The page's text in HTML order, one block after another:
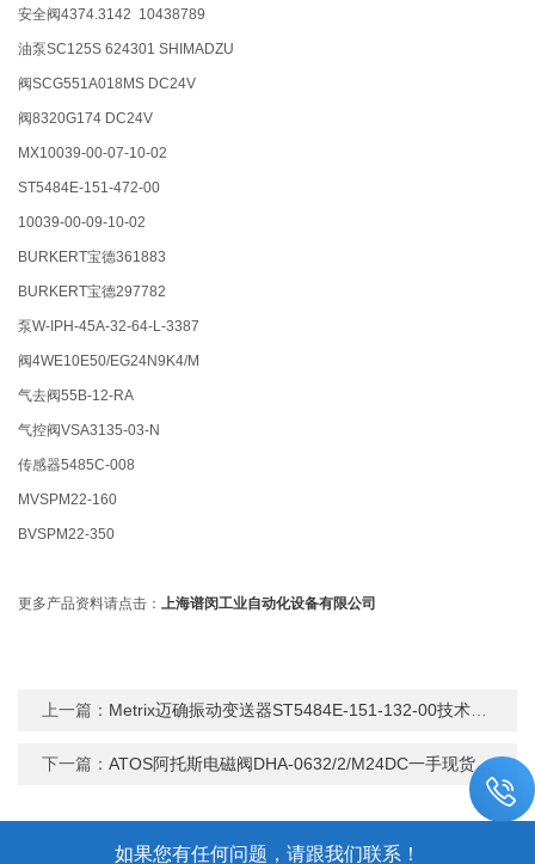
安全阀4374.3142 10438789
油泵SC125S 624301 SHIMADZU
阀SCG551A018MS DC24V
阀8320G174 DC24V
MX10039-00-07-10-02
ST5484E-151-472-00
10039-00-09-10-02
BURKERT宝德361883
BURKERT宝德297782
泵W-IPH-45A-32-64-L-3387
阀4WE10E50/EG24N9K4/M
气去阀55B-12-RA
气控阀VSA3135-03-N
传感器5485C-008
MVSPM22-160
BVSPM22-350
更多产品资料请点击：上海谱闵工业自动化设备有限公司
上一篇： Metrix迈确振动变送器ST5484E-151-132-00技术进口原理
下一篇：ATOS阿托斯电磁阀DHA-0632/2/M24DC一手现货参数
如果您有任何问题，请跟我们联系！